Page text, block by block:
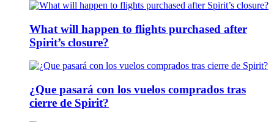
What will happen to flights purchased after
Spirit’s closure?
¿Que pasará con los vuelos comprados tras
cierre de Spirit?